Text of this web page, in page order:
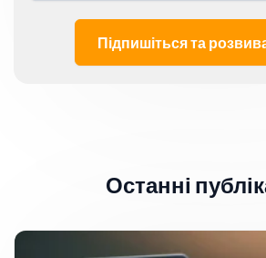
Підпишіться та
Останні